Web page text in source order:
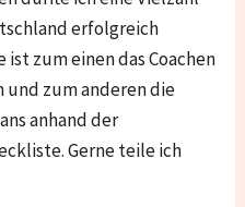
erfolgreich
zum einen das Coachen
und zum anderen die
anhand der
Gerne teile ich